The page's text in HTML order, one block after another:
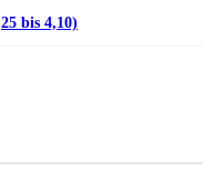
bis 4,10)